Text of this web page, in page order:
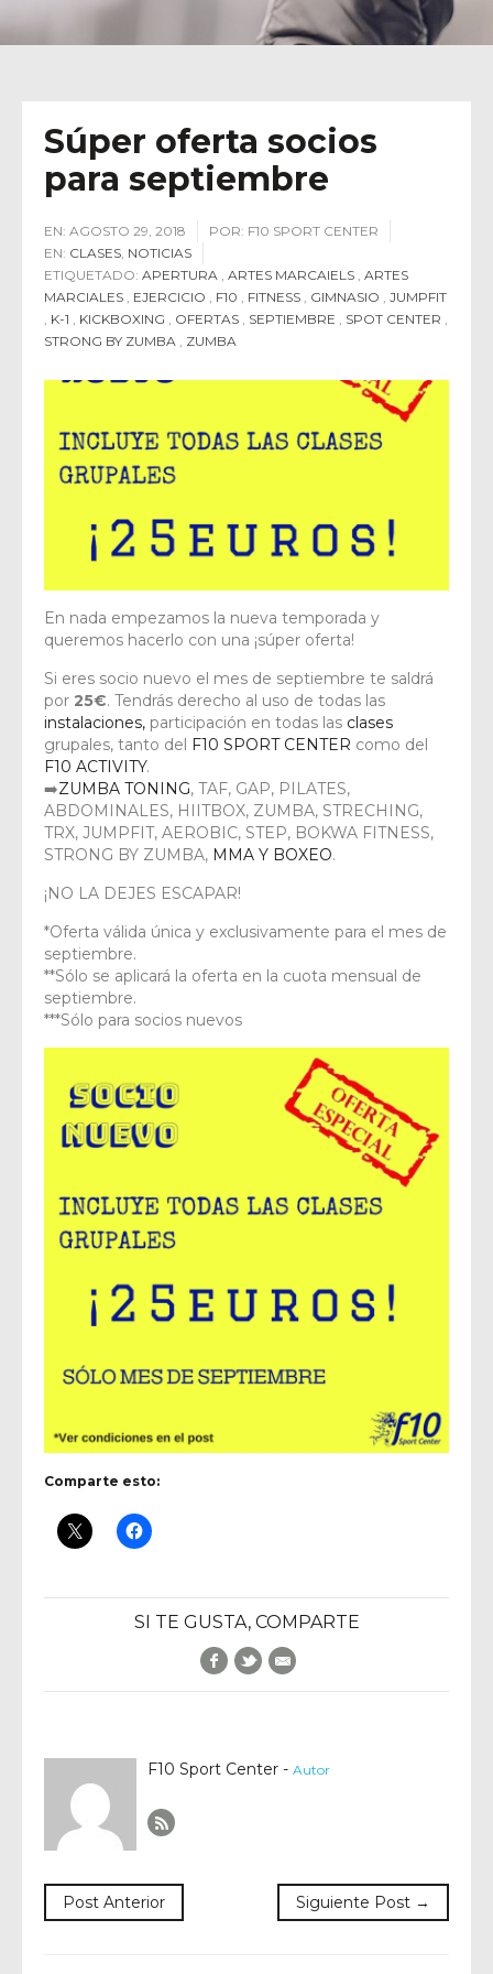
Súper oferta socios
para septiembre
EN: AGOSTO 29, 2018 POR: F10 SPORT CENTER
EN: CLASES NOTICIAS
ETIQUETADO: APERTURA ARTES MARCAIELS ARTES
MARCIALES
EJERCICIO F10 FITNESS GIMNASIO
JUMPFIT
K-1 KICKBOXING OFERTAS SEPTIEMBRE SPOT CENTER
STRONG BY ZUMBA
ZUMBA
En nada empezamos la nueva temporada y
queremos hacerlo con una ¡súper oferta!
Si eres socio nuevo el mes de septiembre te saldrá
por 25€. Tendrás derecho al uso de todas las
instalaciones, participación en todas las clases
grupales, tanto del F10 SPORT CENTER como del
F10 ACTIVITY.
➡️ZUMBA TONING, TAF, GAP, PILATES,
ABDOMINALES, HIITBOX, ZUMBA, STRECHING,
TRX, JUMPFIT, AEROBIC, STEP, BOKWA FITNESS,
STRONG BY ZUMBA, MMA Y BOXEO.
¡NO LA DEJES ESCAPAR!
*Oferta válida única y exclusivamente para el mes de
septiembre.
**Sólo se aplicará la oferta en la cuota mensual de
septiembre.
***Sólo para socios nuevos
Comparte esto:
SI TE GUSTA, COMPARTE
Facebook
TwitterE-Mail
F10 Sport Center - Autor
Post Anterior Siguiente Post →